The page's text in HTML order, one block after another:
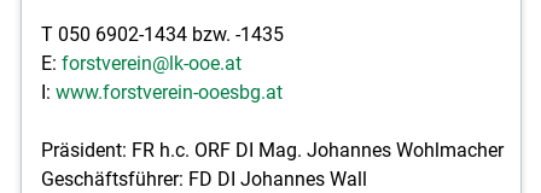
T 050 6902-1434 bzw. -1435
E: forstverein@lk-ooe.at
I: www.forstverein-ooesbg.at
Präsident: FR h.c. ORF DI Mag. Johannes Wohlmacher
Geschäftsführer: FD DI Johannes Wall